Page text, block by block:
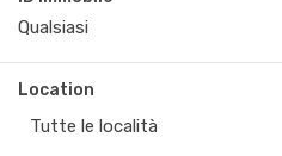
Location
Tutte le località